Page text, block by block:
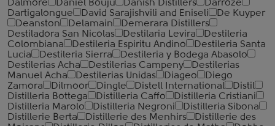
Dalmore
Daniel Bouju Danish Distillers
Darroze
Dartigalongue
David Sarajishvili and Eniseli
De Kuyper
Deanston
Delamain
Demerara Distillers
Destiladora San Nicolas
Destilaria Levira
Destileria
Colombiana
Destileria Espiritu Andino
Destileria Santa
Lucia
Destileria Sierra
Destileria y Bodega Abasolo
Destilerias Acha
Destilerias Campeny
Destilerias
Manuel Acha
Destilerias Unidas Diageo
Diego
Zamora
Dilmoor Dingle Distell International
Distil
Distilleria Bottega
Distilleria Caffo
Distilleria Cristiani
Distilleria Marolo
Distilleria Negroni
Distilleria Sibona
Distillerie Berta
Distillerie des Menhirs
Distillerie des